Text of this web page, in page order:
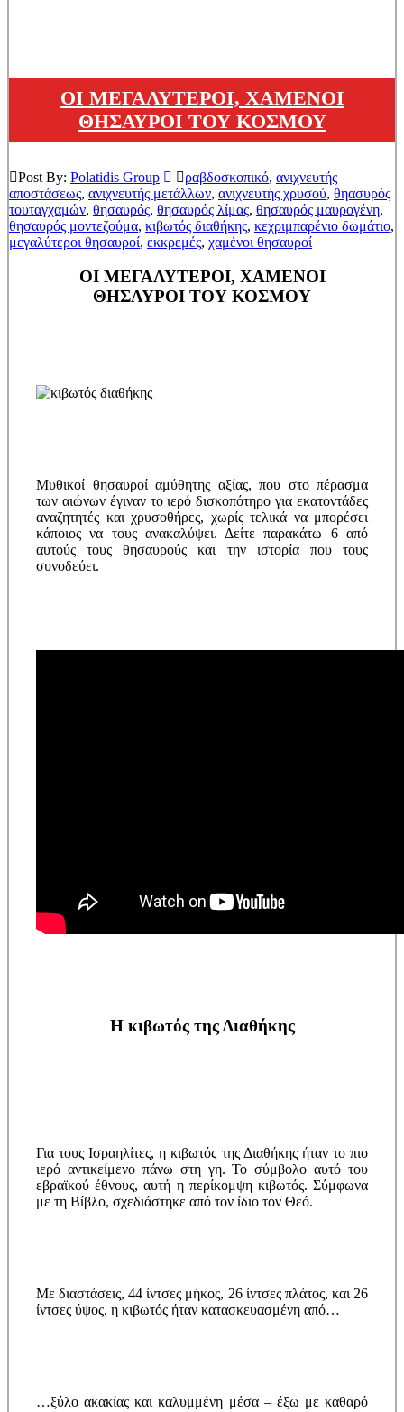
ΟΙ ΜΕΓΑΛΥΤΕΡΟΙ, ΧΑΜΕΝΟΙ
ΘΗΣΑΥΡΟΙ ΤΟΥ ΚΟΣΜΟΥ
Post By: Polatidis Group ραβδοσκοπικό, ανιχνευτής
αποστάσεως, ανιχνευτής μετάλλων, ανιχνευτής χρυσού, θηασυρός
τουταγχαμών, θησαυρός, θησαυρός λίμας, θησαυρός μαυρογένη,
θησαυρός μοντεζούμα, κιβωτός διαθήκης, κεχριμπαρένιο δωμάτιο,
μεγαλύτεροι θησαυροί, εκκρεμές, χαμένοι θησαυροί
ΟΙ ΜΕΓΑΛΥΤΕΡΟΙ, ΧΑΜΕΝΟΙ
ΘΗΣΑΥΡΟΙ ΤΟΥ ΚΟΣΜΟΥ
Μυθικοί θησαυροί αμύθητης αξίας, που στο πέρασμα
των αιώνων έγιναν το ιερό δισκοπότηρο για εκατοντάδες
αναζητητές και χρυσοθήρες, χωρίς τελικά να μπορέσει
κάποιος να τους ανακαλύψει. Δείτε παρακάτω 6 από
αυτούς τους θησαυρούς και την ιστορία που τους
συνοδεύει.
Η κιβωτός της Διαθήκης
Για τους Ισραηλίτες, η κιβωτός της Διαθήκης ήταν το πιο
ιερό αντικείμενο πάνω στη γη. Το σύμβολο αυτό του
εβραϊκού έθνους, αυτή η περίκομψη κιβωτός. Σύμφωνα
με τη Βίβλο, σχεδιάστηκε από τον ίδιο τον Θεό.
Με διαστάσεις, 44 ίντσες μήκος, 26 ίντσες πλάτος, και 26
ίντσες ύψος, η κιβωτός ήταν κατασκευασμένη από…
…ξύλο ακακίας και καλυμμένη μέσα – έξω με καθαρό